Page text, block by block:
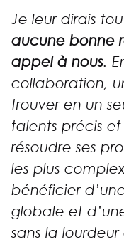
Je leur dirais
aucune bonne
appel à nous.
collaboration,
trouver en un
talents précis
résoudre ses
les plus
bénéficier
globale et
sans la